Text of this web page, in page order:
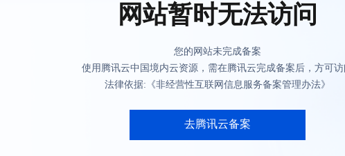
网站暂时无法访问
您的网站未完成备案
使用腾讯云中国境内云资源，需在腾讯云完成备案后，方可
法律依据:《非经营性互联网信息服务备案管理办法》
去腾讯云备案